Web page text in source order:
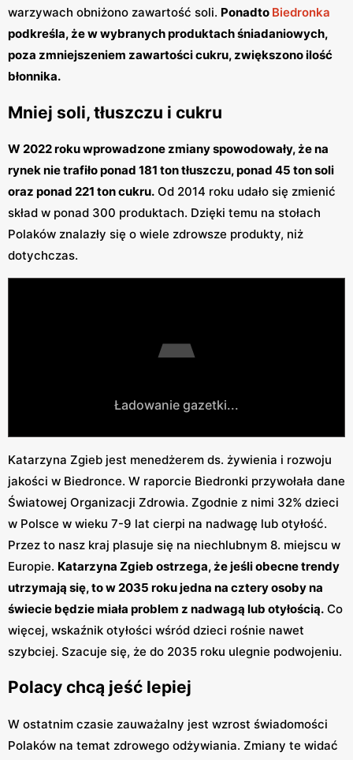
warzywach obniżono zawartość soli. Ponadto Biedronka
podkreśla, że w wybranych produktach śniadaniowych,
poza zmniejszeniem zawartości cukru, zwiększono ilość
błonnika.
Mniej soli, tłuszczu i cukru
W 2022 roku wprowadzone zmiany spowodowały, że na
rynek nie trafiło ponad 181 ton tłuszczu, ponad 45 ton soli
oraz ponad 221 ton cukru. Od 2014 roku udało się zmienić
skład w ponad 300 produktach. Dzięki temu na stołach
Polaków znalazły się o wiele zdrowsze produkty, niż
dotychczas.
Ładowanie gazetki...
Katarzyna Zgieb jest menedżerem ds. żywienia i rozwoju
jakości w Biedronce. W raporcie Biedronki przywołała dane
Światowej Organizacji Zdrowia. Zgodnie z nimi 32% dzieci
w Polsce w wieku 7-9 lat cierpi na nadwagę lub otyłość.
Przez to nasz kraj plasuje się na niechlubnym 8. miejscu w
Europie. Katarzyna Zgieb ostrzega, że jeśli obecne trendy
utrzymają się, to w 2035 roku jedna na cztery osoby na
świecie będzie miała problem z nadwagą lub otyłością. Co
więcej, wskaźnik otyłości wśród dzieci rośnie nawet
szybciej. Szacuje się, że do 2035 roku ulegnie podwojeniu.
Polacy chcą jeść lepiej
W ostatnim czasie zauważalny jest wzrost świadomości
Polaków na temat zdrowego odżywiania. Zmiany te widać